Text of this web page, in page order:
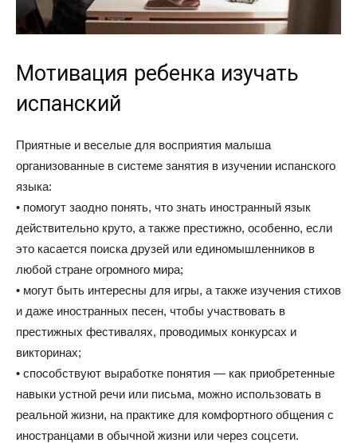
Мотивация ребенка изучать
испанский
Приятные и веселые для восприятия малыша
организованные в системе занятия в изучении испанского
языка:
• помогут заодно понять, что знать иностранный язык
действительно круто, а также престижно, особенно, если
это касается поиска друзей или единомышленников в
любой стране огромного мира;
• могут быть интересны для игры, а также изучения стихов
и даже иностранных песен, чтобы участвовать в
престижных фестивалях, проводимых конкурсах и
викторинах;
• способствуют выработке понятия — как приобретенные
навыки устной речи или письма, можно использовать в
реальной жизни, на практике для комфортного общения с
иностранцами в обычной жизни или через соцсети.